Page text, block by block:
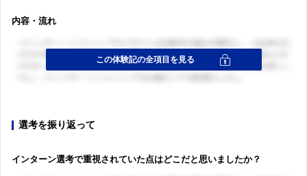
内容・流れ
選考を振り返って
インターン選考で重視されていた点はどこだと思いましたか？